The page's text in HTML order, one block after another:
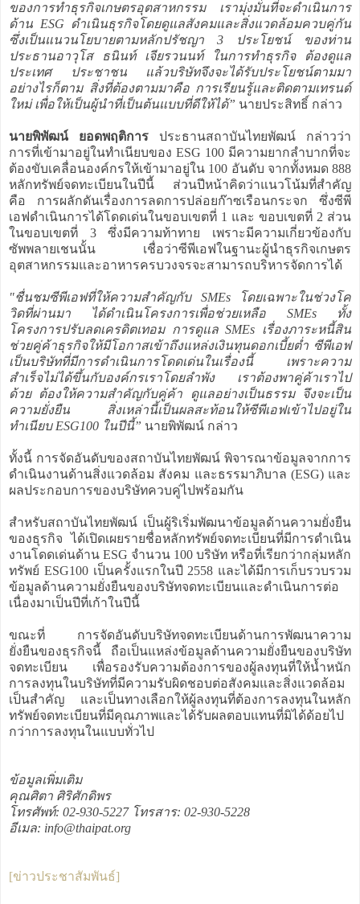
ของการทำธุรกิจเกษตรอุตสาหกรรม เรามุ่งมั่นที่จะดำเนินการ
ด้าน ESG ดำเนินธุรกิจโดยดูแลสังคมและสิ่งแวดล้อมควบคู่กัน
ซึ่งเป็นแนวนโยบายตามหลักปรัชญา 3 ประโยชน์ ของท่าน
ประธานอาวุโส ธนินท์ เจียรวนนท์ ในการทำธุรกิจ ต้องดูแล
ประเทศ ประชาชน แล้วบริษัทจึงจะได้รับประโยชน์ตามมา
อย่างไรก็ตาม สิ่งที่ต้องตามมาคือ การเรียนรู้และติดตามเทรนด์
ใหม่ เพื่อให้เป็นผู้นำที่เป็นต้นแบบที่ดีให้ได้” นายประสิทธิ์ กล่าว
นายพิพัฒน์ ยอดพฤติการ ประธานสถาบันไทยพัฒน์ กล่าวว่า
การที่เข้ามาอยู่ในทำเนียบของ ESG 100 มีความยากลำบากที่จะ
ต้องขับเคลื่อนองค์กรให้เข้ามาอยู่ใน 100 อันดับ จากทั้งหมด 888
หลักทรัพย์จดทะเบียนในปีนี้ ส่วนปีหน้าคิดว่าแนวโน้มที่สำคัญ
คือ การผลักดันเรื่องการลดการปล่อยก๊าซเรือนกระจก ซึ่งซีพี
เอฟดำเนินการได้โดดเด่นในขอบเขตที่ 1 และ ขอบเขตที่ 2 ส่วน
ในขอบเขตที่ 3 ซึ่งมีความท้าทาย เพราะมีความเกี่ยวข้องกับ
ซัพพลายเชนนั้น เชื่อว่าซีพีเอฟในฐานะผู้นำธุรกิจเกษตร
อุตสาหกรรมและอาหารครบวงจรจะสามารถบริหารจัดการได้
"ชื่นชมซีพีเอฟที่ให้ความสำคัญกับ SMEs โดยเฉพาะในช่วงโค
วิดที่ผ่านมา ได้ดำเนินโครงการเพื่อช่วยเหลือ SMEs ทั้ง
โครงการปรับลดเครดิตเทอม การดูแล SMEs เรื่องภาระหนี้สิน
ช่วยคู่ค้าธุรกิจให้มีโอกาสเข้าถึงแหล่งเงินทุนดอกเบี้ยต่ำ ซีพีเอฟ
เป็นบริษัทที่มีการดำเนินการโดดเด่นในเรื่องนี้ เพราะความ
สำเร็จไม่ได้ขึ้นกับองค์กรเราโดยลำพัง เราต้องพาคู่ค้าเราไป
ด้วย ต้องให้ความสำคัญกับคู่ค้า ดูแลอย่างเป็นธรรม จึงจะเป็น
ความยั่งยืน สิ่งเหล่านี้เป็นผลสะท้อนให้ซีพีเอฟเข้าไปอยู่ใน
ทำเนียบ ESG100 ในปีนี้” นายพิพัฒน์ กล่าว
ทั้งนี้ การจัดอันดับของสถาบันไทยพัฒน์ พิจารณาข้อมูลจากการ
ดำเนินงานด้านสิ่งแวดล้อม สังคม และธรรมาภิบาล (ESG) และ
ผลประกอบการของบริษัทควบคู่ไปพร้อมกัน
สำหรับสถาบันไทยพัฒน์ เป็นผู้ริเริ่มพัฒนาข้อมูลด้านความยั่งยืน
ของธุรกิจ ได้เปิดเผยรายชื่อหลักทรัพย์จดทะเบียนที่มีการดำเนิน
งานโดดเด่นด้าน ESG จำนวน 100 บริษัท หรือที่เรียกว่ากลุ่มหลัก
ทรัพย์ ESG100 เป็นครั้งแรกในปี 2558 และได้มีการเก็บรวบรวม
ข้อมูลด้านความยั่งยืนของบริษัทจดทะเบียนและดำเนินการต่อ
เนื่องมาเป็นปีที่เก้าในปีนี้
ขณะที่ การจัดอันดับบริษัทจดทะเบียนด้านการพัฒนาความ
ยั่งยืนของธุรกิจนี้ ถือเป็นแหล่งข้อมูลด้านความยั่งยืนของบริษัท
จดทะเบียน เพื่อรองรับความต้องการของผู้ลงทุนที่ให้น้ำหนัก
การลงทุนในบริษัทที่มีความรับผิดชอบต่อสังคมและสิ่งแวดล้อม
เป็นสำคัญ และเป็นทางเลือกให้ผู้ลงทุนที่ต้องการลงทุนในหลัก
ทรัพย์จดทะเบียนที่มีคุณภาพและได้รับผลตอบแทนที่มิได้ด้อยไป
กว่าการลงทุนในแบบทั่วไป
ข้อมูลเพิ่มเติม
คุณศิตา ศิริศักดิพร
โทรศัพท์: 02-930-5227 โทรสาร: 02-930-5228
อีเมล: info@thaipat.org
[ข่าวประชาสัมพันธ์]